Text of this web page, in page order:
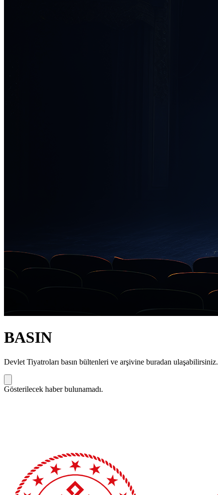
BASIN
Devlet Tiyatroları basın bültenleri ve arşivine buradan ulaşabilirsiniz.
Gösterilecek haber bulunamadı.